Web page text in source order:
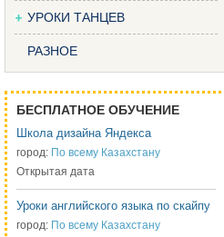
УРОКИ ТАНЦЕВ
РАЗНОЕ
БЕСПЛАТНОЕ ОБУЧЕНИЕ
Школа дизайна Яндекса
город: По всему Казахстану
Открытая дата
Уроки английского языка по скайпу
город: По всему Казахстану